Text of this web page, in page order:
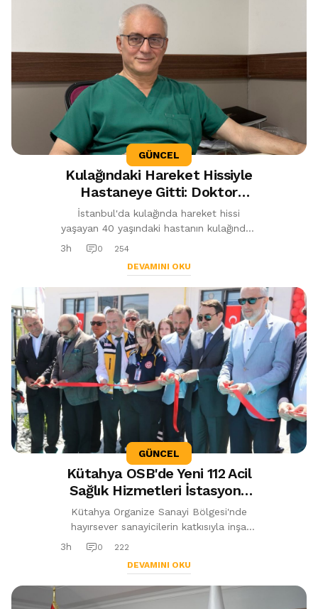
GÜNCEL
Kulağındaki Hareket Hissiyle
Hastaneye Gitti: Doktor
Hastanın Kulağından Canlı
Kelebek Çıkardı
İstanbul'da kulağında hareket hissi
yaşayan 40 yaşındaki hastanın kulağından
canlı kelebek çıkarıldı. KBB Uzmanı Op.
3h 0
254
DEVAMINI OKU
GÜNCEL
Kütahya OSB'de Yeni 112 Acil
Sağlık Hizmetleri İstasyonu
Hizmete Açıldı
Kütahya Organize Sanayi Bölgesi'nde
hayırsever sanayicilerin katkısıyla inşa
edilen 112 Acil Sağlık Hizmetleri İstasyonu
3h 0
222
DEVAMINI OKU